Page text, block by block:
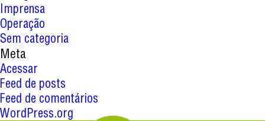
Imprensa
Operação
Sem categoria
Meta
Acessar
Feed de posts
Feed de comentários
WordPress.org